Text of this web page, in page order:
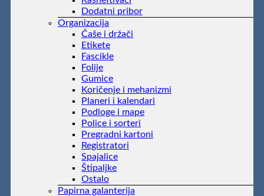
Dodatni pribor
Organizacija
Čaše i držači
Etikete
Fascikle
Folije
Gumice
Koričenje i mehanizmi
Planeri i kalendari
Podloge i mape
Police i sorteri
Pregradni kartoni
Registratori
Spajalice
Štipaljke
Ostalo
Papirna galanterija